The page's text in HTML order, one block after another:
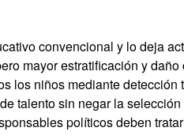
convencional y lo deja
mayor estratificación y
los niños mediante
talento sin negar la selección
políticos deben